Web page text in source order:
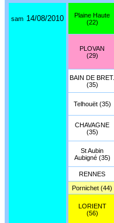
sam 14/08/2010
Plaine Haute
(22)
PLOVAN
(29)
BAIN DE BRET.
(35)
Telhouët (35)
CHAVAGNE
(35)
St Aubin
Aubigné (35)
RENNES
Pornichet (44)
LORIENT
(56)